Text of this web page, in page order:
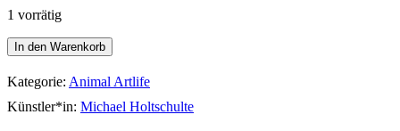
1 vorrätig
Schnapperich
Zitterbein
Menge
In den Warenkorb
Kategorie: Animal Artlife
Künstler*in: Michael Holtschulte